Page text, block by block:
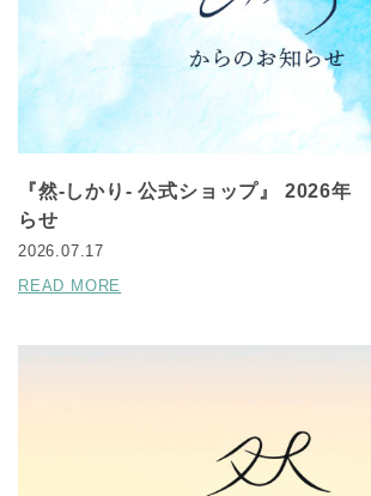
『然-しかり- 公式ショップ』 2026年
らせ
2026.07.17
READ MORE